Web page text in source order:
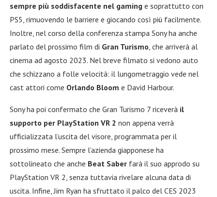
sempre più soddisfacente nel gaming e soprattutto con
PS5, rimuovendo le barriere e giocando così più facilmente.
Inoltre, nel corso della conferenza stampa Sony ha anche
parlato del prossimo film di Gran Turismo, che arriverà al
cinema ad agosto 2023. Nel breve filmato si vedono auto
che schizzano a folle velocità: il lungometraggio vede nel
cast attori come Orlando Bloom e David Harbour.
Sony ha poi confermato che Gran Turismo 7 riceverà il
supporto per PlayStation VR 2 non appena verrà
ufficializzata l’uscita del visore, programmata per il
prossimo mese. Sempre l’azienda giapponese ha
sottolineato che anche Beat Saber farà il suo approdo su
PlayStation VR 2, senza tuttavia rivelare alcuna data di
uscita. Infine, Jim Ryan ha sfruttato il palco del CES 2023